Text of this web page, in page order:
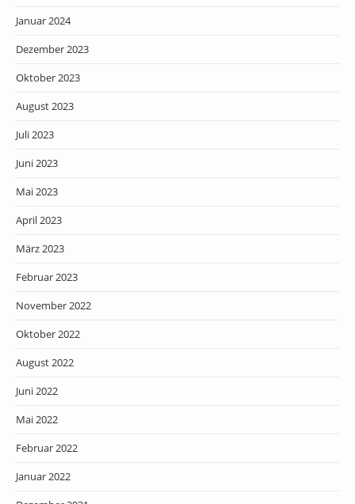
Januar 2024
Dezember 2023
Oktober 2023
August 2023
Juli 2023
Juni 2023
Mai 2023
April 2023
März 2023
Februar 2023
November 2022
Oktober 2022
August 2022
Juni 2022
Mai 2022
Februar 2022
Januar 2022